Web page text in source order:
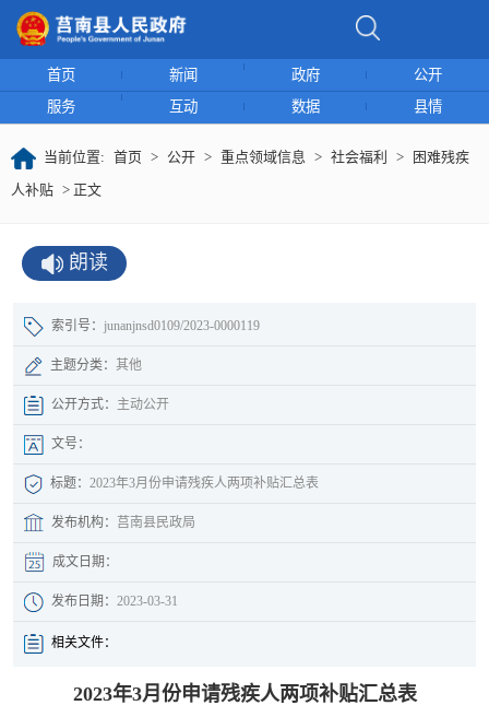
首页 新闻 政府
公开
服务
互动 数据 县情
当前位置: 首页 > 公开 > 重点领域信息 > 社会福利 > 困难残疾
人补贴 > 正文
朗读
索引号： junanjnsd0109/2023-0000119
主题分类： 其他
公开方式： 主动公开
文号：
标题： 2023年3月份申请残疾人两项补贴汇总表
发布机构： 莒南县民政局
成文日期：
发布日期： 2023-03-31
相关文件：
2023年3月份申请残疾人两项补贴汇总表